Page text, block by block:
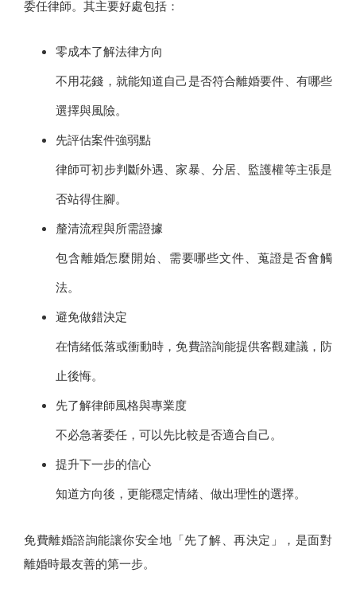
委任律師。其主要好處包括：
零成本了解法律方向
不用花錢，就能知道自己是否符合離婚要件、有哪些
選擇與風險。
先評估案件強弱點
律師可初步判斷外遇、家暴、分居、監護權等主張是
否站得住腳。
釐清流程與所需證據
包含離婚怎麼開始、需要哪些文件、蒐證是否會觸
法。
避免做錯決定
在情緒低落或衝動時，免費諮詢能提供客觀建議，防
止後悔。
先了解律師風格與專業度
不必急著委任，可以先比較是否適合自己。
提升下一步的信心
知道方向後，更能穩定情緒、做出理性的選擇。
免費離婚諮詢能讓你安全地「先了解、再決定」，是面對
離婚時最友善的第一步。